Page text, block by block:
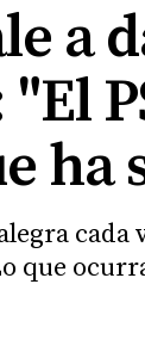
a
"El
ha
que